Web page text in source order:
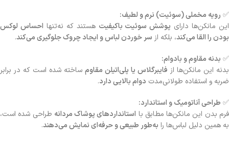
✅ رویه مخملی (سوئیت) نرم و لطیف:
این مانکن‌ها دارای پوشش سوئیت باکیفیت هستند که نه‌تنها احساس لوکس
بودن را القا می‌کند، بلکه از سر خوردن لباس و ایجاد چروک جلوگیری می‌کند.
✅ بدنه مقاوم و بادوام:
بدنه این مانکن‌ها از فایبرگلاس یا پلی‌اتیلن مقاوم ساخته شده است که در برابر
ضربه و استفاده طولانی‌مدت دوام بالایی دارد.
✅ طراحی آناتومیک و استاندارد:
فرم بدن این مانکن‌ها مطابق با استانداردهای پوشاک مردانه طراحی شده است،
به همین دلیل لباس‌ها را به‌طور طبیعی و حرفه‌ای نمایش می‌دهند.